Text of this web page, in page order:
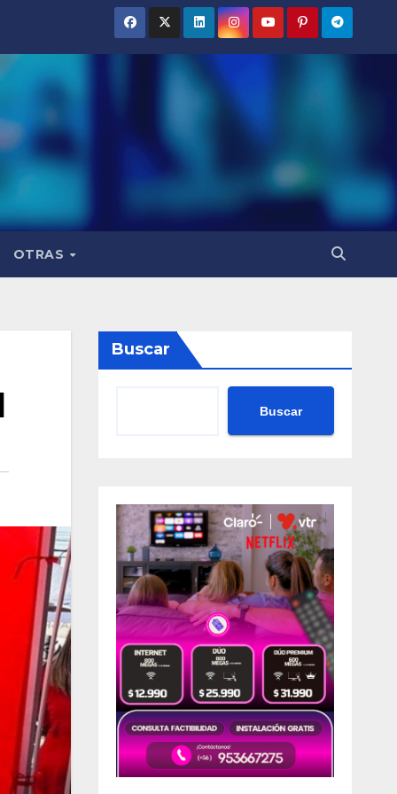
OTRAS
Buscar
Buscar